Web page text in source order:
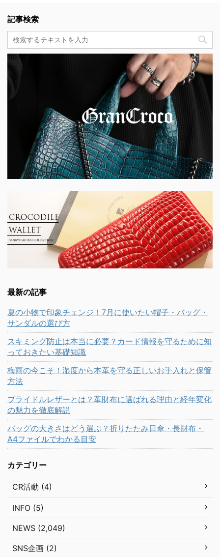
記事検索
最新の記事
夏の小物で印象チェンジ！7月に使いたい帽子・バッグ・
サンダルの選び方
スキミング防止は本当に必要？カード情報を守るために知
っておきたい基礎知識
梅雨の今こそ！湿度から本革を守る正しいお手入れと保管
方法
ブライドルレザーとは？革財布に選ばれる理由と経年変化
の魅力を徹底解説
バッグの大きさはどう選ぶ？折りたたみ日傘・長財布・
A4ファイルでわかる目安
カテゴリー
CR活動 (4)
INFO (5)
NEWS (2,049)
SNS企画 (2)